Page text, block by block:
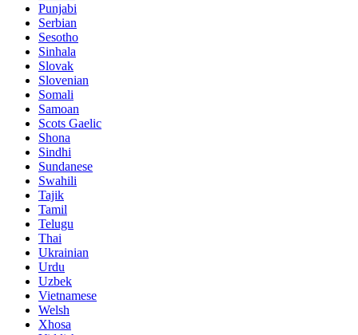
Punjabi
Serbian
Sesotho
Sinhala
Slovak
Slovenian
Somali
Samoan
Scots Gaelic
Shona
Sindhi
Sundanese
Swahili
Tajik
Tamil
Telugu
Thai
Ukrainian
Urdu
Uzbek
Vietnamese
Welsh
Xhosa